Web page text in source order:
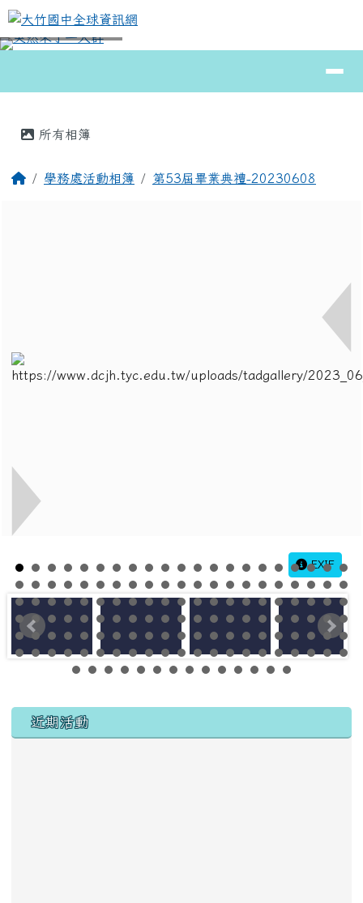
跳至主內容區
大竹國中全球資訊網
⏸
所有相簿
回首頁學務處活動相簿 第53屆畢業典禮-20230608
EXIF
左邊區域內容
近期活動